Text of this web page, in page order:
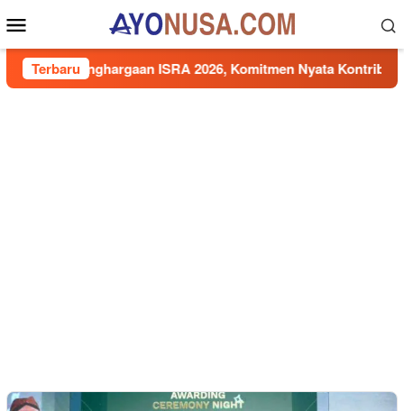
ke
kontenMobile
Terbaru
Penghargaan ISRA 2026, Komitmen Nyata Kontribusi untuk